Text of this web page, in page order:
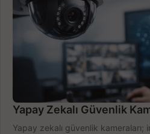
Yapay Zekalı Güvenlik
Yapay zekalı güvenlik kameraları;